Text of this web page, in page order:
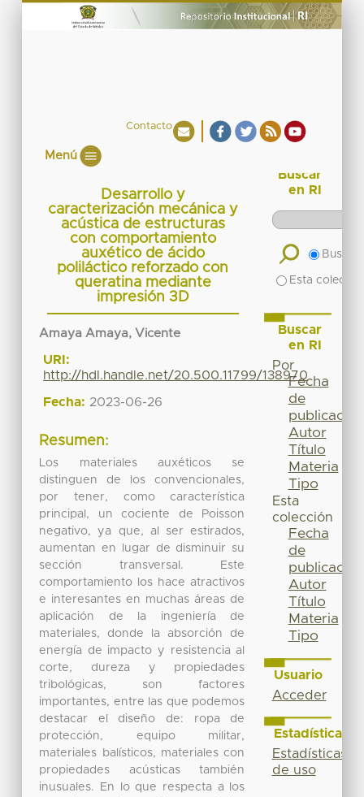
Contacto
Menú
Desarrollo y
caracterización mecánica y
acústica de estructuras
con comportamiento
auxético de ácido
poliláctico reforzado con
queratina mediante
impresión 3D
Amaya Amaya, Vicente
URI:
http://hdl.handle.net/20.500.11799/138970
Fecha: 2023-06-26
Resumen:
Los materiales auxéticos se
distinguen de los convencionales,
por tener, como característica
principal, un cociente de Poisson
negativo, ya que, al ser estirados,
aumentan en lugar de disminuir su
sección transversal. Este
comportamiento los hace atractivos
e interesantes en muchas áreas de
aplicación de la ingeniería de
materiales, donde la absorción de
energía de impacto y resistencia al
corte, dureza y propiedades
tribológicas, son factores
importantes, entre las que podemos
destacar el diseño de: ropa de
protección, equipo militar,
materiales balísticos, materiales con
propiedades acústicas también
inusuales. En lo que respecta a los
Buscar
en RI
Buscar
Esta
Buscar
en RI
Por
Fecha
de
publicación
Autor
Título
Materia
Tipo
Esta
colección
Fecha
de
publicación
Autor
Título
Materia
Tipo
Usuario
Acceder
Estadísticas
Estadísticas
de uso